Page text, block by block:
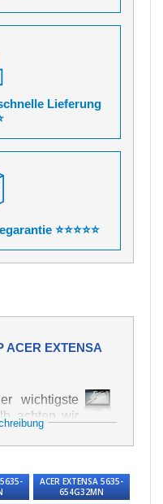
Lieferung
⭐⭐⭐⭐⭐
ACER EXTENSA
wichtigste
achten wir
Ersatzteils.
Texten und
Form. Zu
es sehr
mit dem
5635-
ACER EXTENSA 5635-
654G32MN